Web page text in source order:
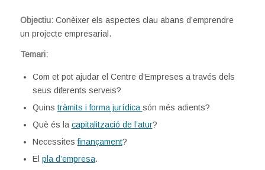
Objectiu: Conèixer els aspectes clau abans d’emprendre
un projecte empresarial.
Temari:
Com et pot ajudar el Centre d’Empreses a través dels
seus diferents serveis?
Quins tràmits i forma jurídica són més adients?
Què és la capitalització de l’atur?
Necessitesfinançament?
El pla d’empresa.